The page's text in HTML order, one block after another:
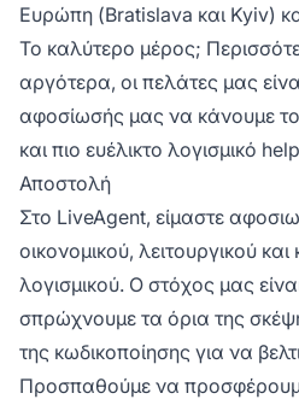
Ευρώπη (Bratislava και Kyiv)
Το καλύτερο μέρος;
αργότερα, οι πελάτες μας
αφοσίωσής μας να κάνουμε
και πιο ευέλικτο λογισμικό
Αποστολή
Στο LiveAgent, είμαστε
οικονομικού, λειτουργικού
λογισμικού. Ο στόχος μας
σπρώχνουμε τα όρια της
της κωδικοποίησης για να
Προσπαθούμε να